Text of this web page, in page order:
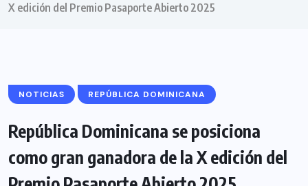
X edición del Premio Pasaporte Abierto 2025
NOTICIAS REPÚBLICA DOMINICANA
República Dominicana se posiciona
como gran ganadora de la X edición del